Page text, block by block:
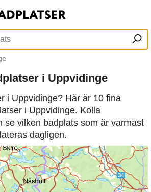
i Uppvidinge
i Uppvidinge? Här är 10 fina
i Uppvidinge. Kolla
se vilken badplats som är varmast
dagligen.